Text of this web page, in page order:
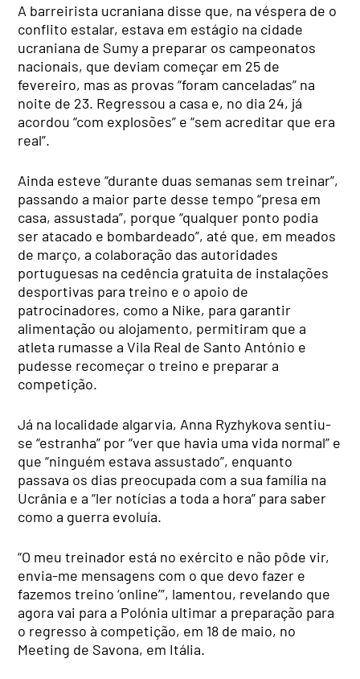
A barreirista ucraniana disse que, na véspera de o
conflito estalar, estava em estágio na cidade
ucraniana de Sumy a preparar os campeonatos
nacionais, que deviam começar em 25 de
fevereiro, mas as provas “foram canceladas” na
noite de 23. Regressou a casa e, no dia 24, já
acordou “com explosões” e “sem acreditar que era
real”.
Ainda esteve “durante duas semanas sem treinar”,
passando a maior parte desse tempo “presa em
casa, assustada”, porque “qualquer ponto podia
ser atacado e bombardeado”, até que, em meados
de março, a colaboração das autoridades
portuguesas na cedência gratuita de instalações
desportivas para treino e o apoio de
patrocinadores, como a Nike, para garantir
alimentação ou alojamento, permitiram que a
atleta rumasse a Vila Real de Santo António e
pudesse recomeçar o treino e preparar a
competição.
Já na localidade algarvia, Anna Ryzhykova sentiu-
se “estranha” por “ver que havia uma vida normal” e
que “ninguém estava assustado”, enquanto
passava os dias preocupada com a sua família na
Ucrânia e a “ler notícias a toda a hora” para saber
como a guerra evoluía.
“O meu treinador está no exército e não pôde vir,
envia-me mensagens com o que devo fazer e
fazemos treino ‘online’”, lamentou, revelando que
agora vai para a Polónia ultimar a preparação para
o regresso à competição, em 18 de maio, no
Meeting de Savona, em Itália.